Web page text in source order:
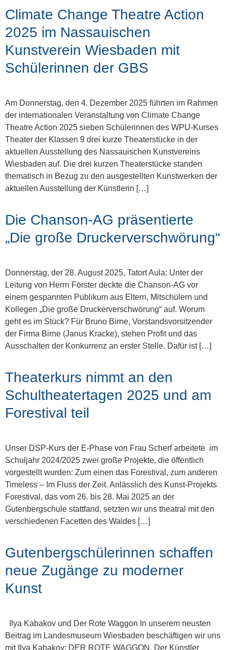
Climate Change Theatre Action
2025 im Nassauischen
Kunstverein Wiesbaden mit
Schülerinnen der GBS
Am Donnerstag, den 4. Dezember 2025 führten im Rahmen
der internationalen Veranstaltung von Climate Change
Theatre Action 2025 sieben Schülerinnen des WPU-Kurses
Theater der Klassen 9 drei kurze Theaterstücke in der
aktuellen Ausstellung des Nassauischen Kunstvereins
Wiesbaden auf. Die drei kurzen Theaterstücke standen
thematisch in Bezug zu den ausgestellten Kunstwerken der
aktuellen Ausstellung der Künstlerin […]
Die Chanson-AG präsentierte
„Die große Druckerverschwörung“
Donnerstag, der 28. August 2025, Tatort Aula: Unter der
Leitung von Herrn Förster deckte die Chanson-AG vor
einem gespannten Publikum aus Eltern, Mitschülern und
Kollegen „Die große Druckerverschwörung“ auf. Worum
geht es im Stück? Für Bruno Birne, Vorstandsvorsitzender
der Firma Birne (Janus Kracke), stehen Profit und das
Ausschalten der Konkurrenz an erster Stelle. Dafür ist […]
Theaterkurs nimmt an den
Schultheatertagen 2025 und am
Forestival teil
Unser DSP-Kurs der E-Phase von Frau Scherf arbeitete im
Schuljahr 2024/2025 zwei große Projekte, die öffentlich
vorgestellt wurden: Zum einen das Forestival, zum anderen
Timeless – Im Fluss der Zeit. Anlässlich des Kunst-Projekts
Forestival, das vom 26. bis 28. Mai 2025 an der
Gutenbergschule stattfand, setzten wir uns theatral mit den
verschiedenen Facetten des Waldes […]
Gutenbergschülerinnen schaffen
neue Zugänge zu moderner
Kunst
Ilya Kabakov und Der Rote Waggon In unserem neusten
Beitrag im Landesmuseum Wiesbaden beschäftigen wir uns
mit Ilya Kabakov: DER ROTE WAGGON. Der Künstler